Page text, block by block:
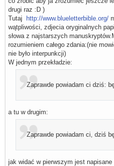
drugi raz :D )
Tutaj http://www.blueletterbible.org/
wątpliwości, zdjecia oryginalnych
słowa z najstarszych
rozumieniem całego zdania:(nie
nie było interpunkcji)
W jednym przekładzie:
Zaprawde powiadam ci dziś:
a tu w drugim:
Zaprawde powiadam ci, dziś
jak widać w pierwszym jest